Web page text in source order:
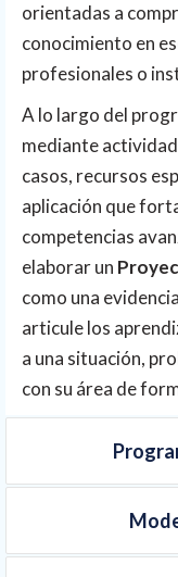
orientadas a
conocimiento en
profesionales o
A lo largo del
mediante
casos, recursos
aplicación que
competencias
elaborar un
como una
articule los
a una situación,
con su área de